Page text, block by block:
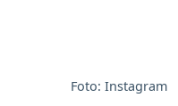
Foto: Instagram